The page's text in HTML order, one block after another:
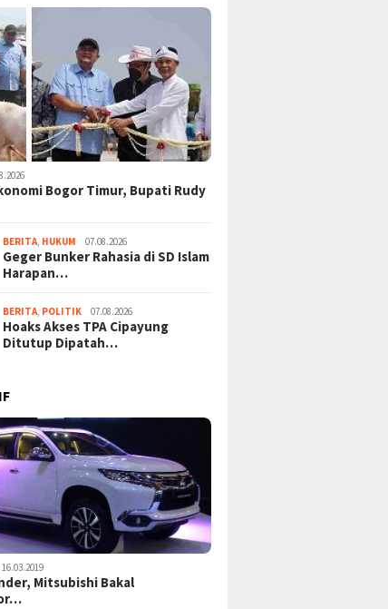
Bogor Timur, Bupati Rudy
BERITA, HUKUM 07.08.2026
Geger Bunker Rahasia di SD Islam
Harapan…
BERITA, POLITIK 07.08.2026
Hoaks Akses TPA Cipayung
Ditutup Dipatah…
16.03.2019
Mitsubishi Bakal